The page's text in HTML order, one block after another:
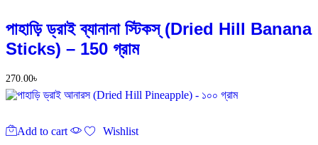
পাহাড়ি ড্রাই ব্যানানা স্টিকস্ (Dried Hill Banana
Sticks) – 150 গ্রাম
270.00৳
Add to cart
Wishlist